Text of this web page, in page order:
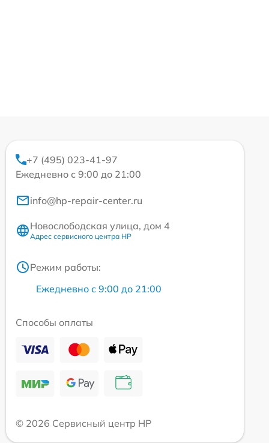
+7 (495) 023-41-97
Ежедневно с 9:00 до 21:00
info@hp-repair-center.ru
Новослободская улица, дом 4
Адрес сервисного центра HP
Режим работы:
Ежедневно с 9:00 до 21:00
Способы оплаты
© 2026 Сервисный центр HP